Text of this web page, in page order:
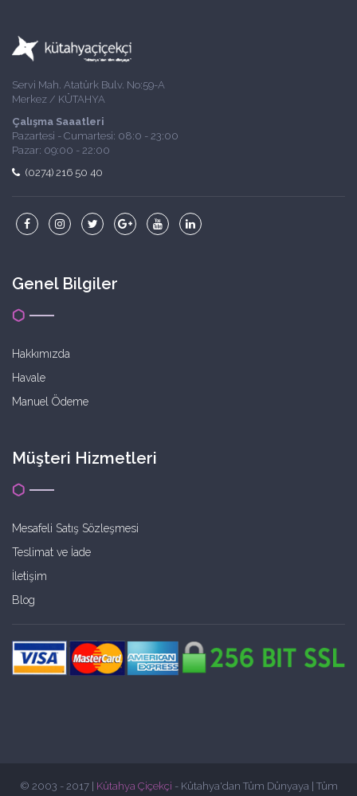
Servi Mah. Atatürk Bulv. No:59-A
Merkez / KÜTAHYA
Çalışma Saaatleri
Pazartesi - Cumartesi: 08:0 - 23:00
Pazar: 09:00 - 22:00
(0274) 216 50 40
Genel Bilgiler
Hakkımızda
Havale
Manuel Ödeme
Müşteri Hizmetleri
Mesafeli Satış Sözleşmesi
Teslimat ve İade
İletişim
Blog
© 2003 - 2017 | Kütahya Çiçekçi - Kütahya'dan Tüm Dünyaya | Tüm